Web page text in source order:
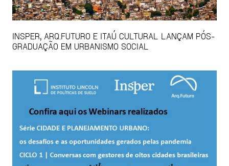
INSPER, ARQ.FUTURO E ITAÚ CULTURAL LANÇAM PÓS-
GRADUAÇÃO EM URBANISMO SOCIAL